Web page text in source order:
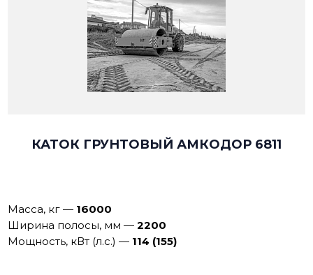
КАТОК ГРУНТОВЫЙ АМКОДОР 6811
Масса, кг — 16000
Ширина полосы, мм —2200
Мощность, кВт (л.с.) — 114 (155)